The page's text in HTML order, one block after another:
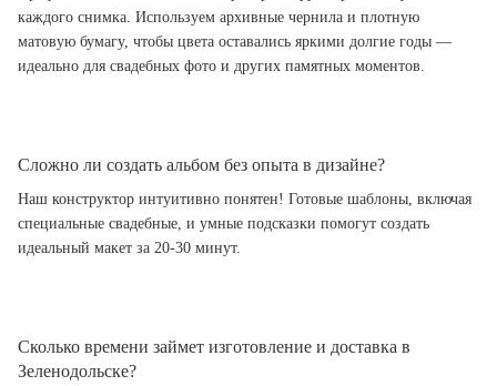
каждого снимка. Используем архивные чернила и плотную
матовую бумагу, чтобы цвета оставались яркими долгие годы —
идеально для свадебных фото и других памятных моментов.
Сложно ли создать альбом без опыта в дизайне?
Наш конструктор интуитивно понятен! Готовые шаблоны, включая
специальные свадебные, и умные подсказки помогут создать
идеальный макет за 20-30 минут.
Сколько времени займет изготовление и доставка в
Зеленодольске?